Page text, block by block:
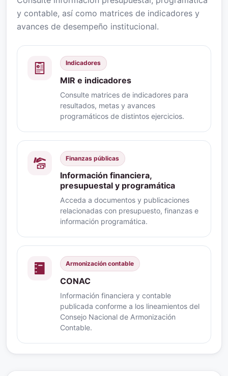
y contable, así como matrices de indicadores y
avances de desempeño institucional.
Indicadores
MIR e indicadores
Consulte matrices de indicadores para
resultados, metas y avances
programáticos de distintos ejercicios.
Finanzas públicas
Información financiera,
presupuestal y programática
Acceda a documentos y publicaciones
relacionadas con presupuesto, finanzas e
información programática.
Armonización contable
CONAC
Información financiera y contable
publicada conforme a los lineamientos del
Consejo Nacional de Armonización
Contable.